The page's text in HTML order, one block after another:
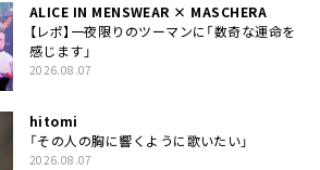
ALICE IN MENSWEAR × MASCHERA
【レポ】一夜限りのツーマンに「数奇な運命を
感じます」
2026.08.07
hitomi
「その人の胸に響くように歌いたい」
2026.08.07